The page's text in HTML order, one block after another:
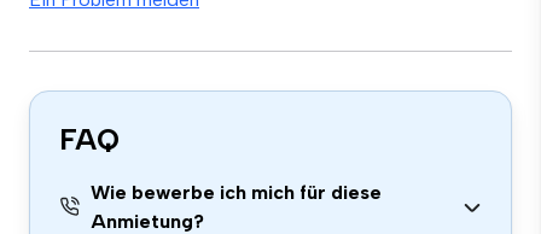
FAQ
Wie bewerbe ich mich für diese
Anmietung?